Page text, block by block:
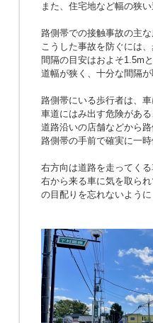
また、住宅地など幅の狭
路側帯での接触事故の主
こうした事故を防ぐには
間隔の目安はおよそ1.5m
道幅が狭く、十分な間隔
路側帯にいる歩行者は、車
車道にはみ出す危険があ
道路沿いの店舗などから
路側帯の手前で確実に一
右方向は道路を走ってく
右から来る車に気を取ら
の目配りを忘れないように